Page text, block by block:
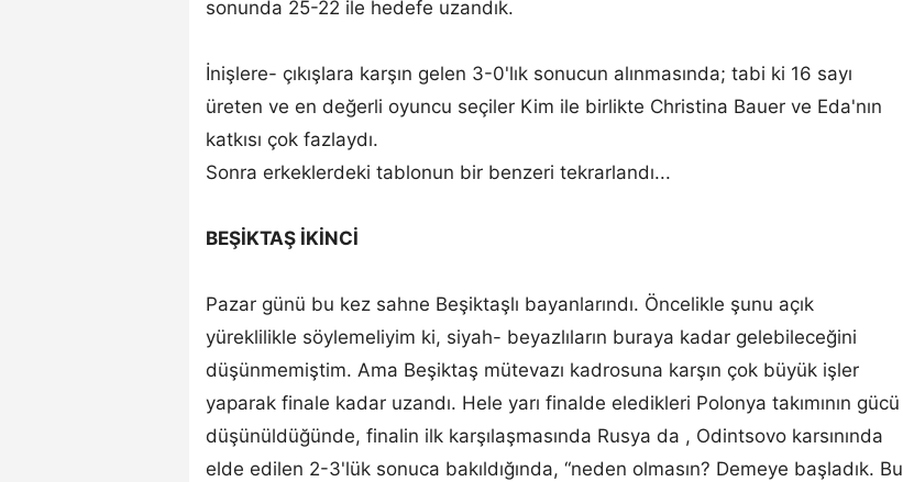
sonunda 25-22 ile hedefe uzandık.
İnişlere- çıkışlara karşın gelen 3-0'lık sonucun alınmasında; tabi ki 16 sayı
üreten ve en değerli oyuncu seçiler Kim ile birlikte Christina Bauer ve Eda'nın
katkısı çok fazlaydı.
Sonra erkeklerdeki tablonun bir benzeri tekrarlandı...
BEŞİKTAŞ İKİNCİ
Pazar günü bu kez sahne Beşiktaşlı bayanlarındı. Öncelikle şunu açık
yüreklilikle söylemeliyim ki, siyah- beyazlıların buraya kadar gelebileceğini
düşünmemiştim. Ama Beşiktaş mütevazı kadrosuna karşın çok büyük işler
yaparak finale kadar uzandı. Hele yarı finalde eledikleri Polonya takımının gücü
düşünüldüğünde, finalin ilk karşılaşmasında Rusya da , Odintsovo karsınında
elde edilen 2-3'lük sonuca bakıldığında, “neden olmasın? Demeye başladık. Bu